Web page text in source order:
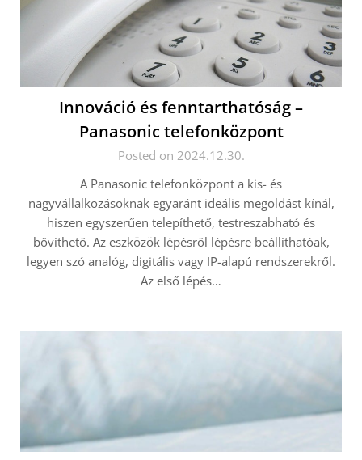
Innováció és fenntarthatóság –
Panasonic telefonközpont
Posted on 2024.12.30.
A Panasonic telefonközpont a kis- és
nagyvállalkozásoknak egyaránt ideális megoldást kínál,
hiszen egyszerűen telepíthető, testreszabható és
bővíthető. Az eszközök lépésről lépésre beállíthatóak,
legyen szó analóg, digitális vagy IP-alapú rendszerekről.
Az első lépés…